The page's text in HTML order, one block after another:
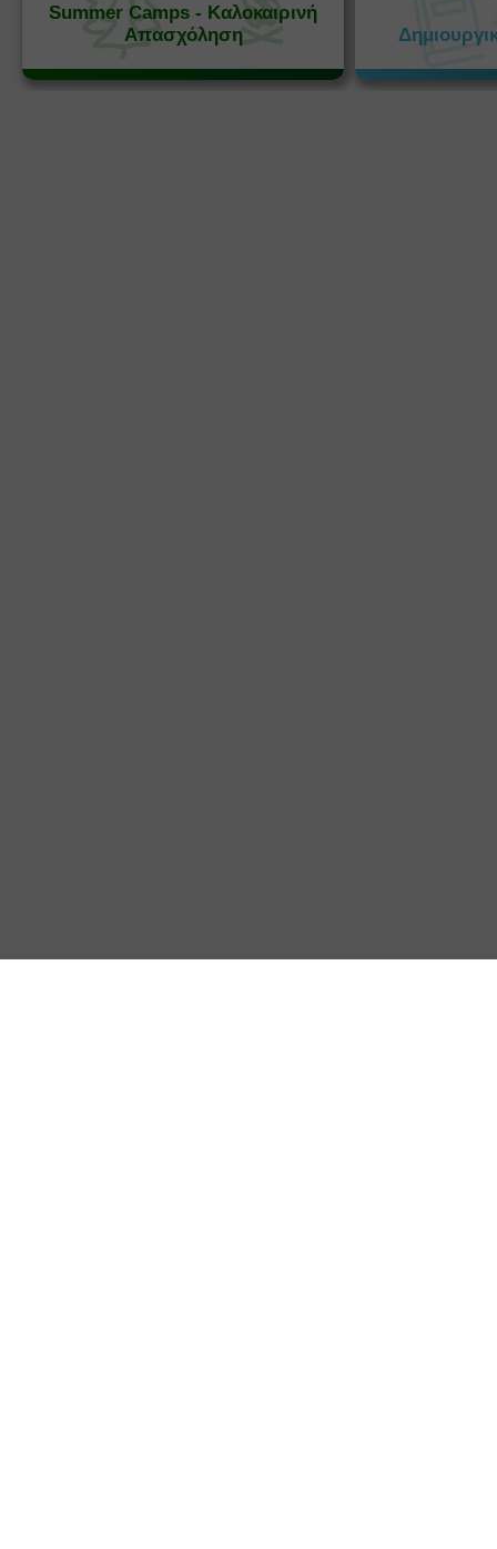
Summer Camps - Καλοκαιρινή
Απασχόληση